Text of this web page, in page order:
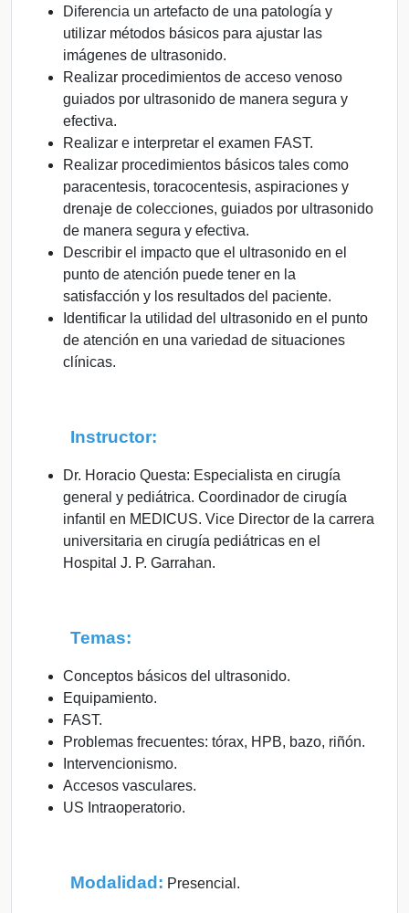
Diferencia un artefacto de una patología y
utilizar métodos básicos para ajustar las
imágenes de ultrasonido.
Realizar procedimientos de acceso venoso
guiados por ultrasonido de manera segura y
efectiva.
Realizar e interpretar el examen FAST.
Realizar procedimientos básicos tales como
paracentesis, toracocentesis, aspiraciones y
drenaje de colecciones, guiados por ultrasonido
de manera segura y efectiva.
Describir el impacto que el ultrasonido en el
punto de atención puede tener en la
satisfacción y los resultados del paciente.
Identificar la utilidad del ultrasonido en el punto
de atención en una variedad de situaciones
clínicas.
Instructor:
Dr. Horacio Questa: Especialista en cirugía
general y pediátrica. Coordinador de cirugía
infantil en MEDICUS. Vice Director de la carrera
universitaria en cirugía pediátricas en el
Hospital J. P. Garrahan.
Temas:
Conceptos básicos del ultrasonido.
Equipamiento.
FAST.
Problemas frecuentes: tórax, HPB, bazo, riñón.
Intervencionismo.
Accesos vasculares.
US Intraoperatorio.
Modalidad: Presencial.